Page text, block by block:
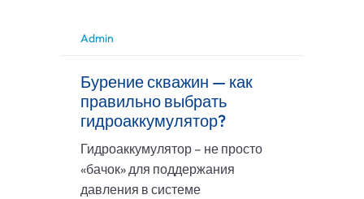
Admin
Бурение скважин — как
правильно выбрать
гидроаккумулятор?
Гидроаккумулятор – не просто
«бачок» для поддержания
давления в системе